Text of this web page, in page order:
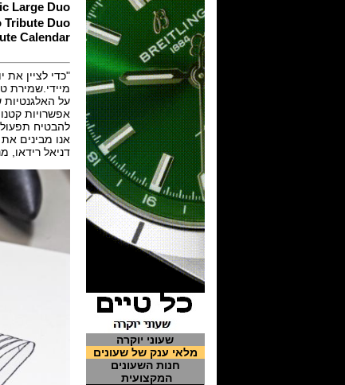
שעוני יוקרה
מלאי ענק של שעונים
חנות השעונים
המקצועית
Large Duo
Tribute Duo
Calendar
מיידי.שמירת
אנו מבינים
דניאל רידאו,